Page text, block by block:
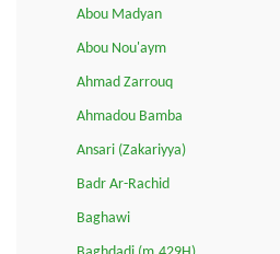
Abou Madyan
Abou Nou'aym
Ahmad Zarrouq
Ahmadou Bamba
Ansari (Zakariyya)
Badr Ar-Rachid
Baghawi